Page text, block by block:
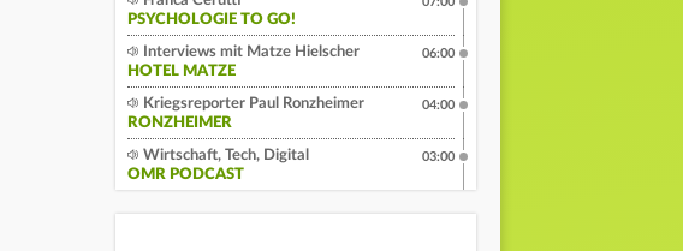
PSYCHOLOGIE TO GO!
Interviews mit Matze Hielscher
HOTEL MATZE
06:00
Kriegsreporter Paul Ronzheimer
RONZHEIMER
04:00
Wirtschaft, Tech, Digital
OMR PODCAST
03:00